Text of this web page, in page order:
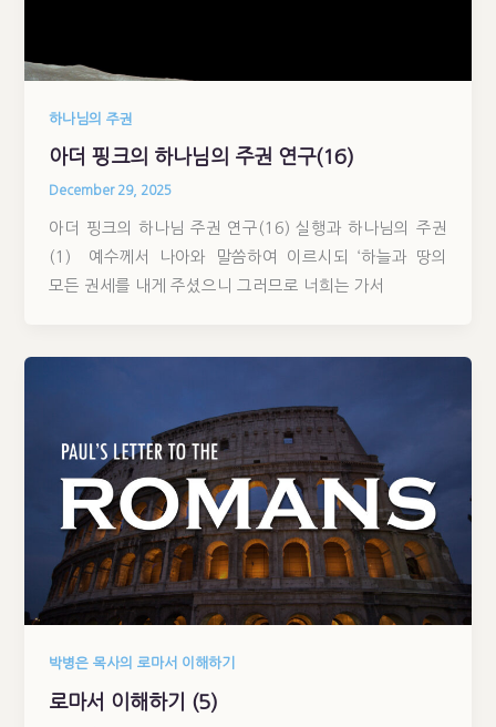
하나님의 주권
아더 핑크의 하나님의 주권 연구(16)
December 29, 2025
아더 핑크의 하나님 주권 연구(16) 실행과 하나님의 주권
(1) 예수께서 나아와 말씀하여 이르시되 ‘하늘과 땅의
모든 권세를 내게 주셨으니 그러므로 너희는 가서
박병은 목사의 로마서 이해하기
로마서 이해하기 (5)